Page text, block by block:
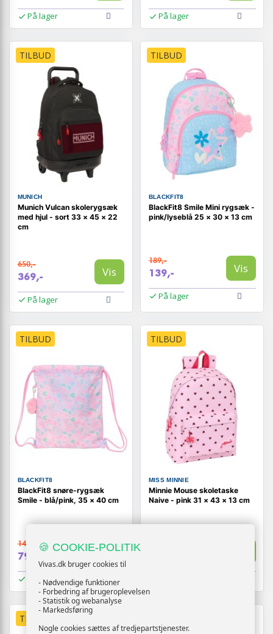
På lager På lager
TILBUD
MUNICH
Munich Vulcan skolerygsæk
med hjul - sort 33 × 45 × 22
cm
650,-
369,- Vis
På lager
TILBUD
BLACKFIT8
BlackFit8 Smile Mini rygsæk -
pink/lyseblå 25 × 30 × 13 cm
189,-
139,- Vis
På lager
TILBUD
BLACKFIT8
BlackFit8 snøre-rygsæk
Smile - blå/pink, 35 × 40 cm
144,-
79,- Vis
På lager
TILBUD
MISS MINNIE
Minnie Mouse skoletaske
Naive - pink 31 × 43 × 13 cm
TILBUD
🍪 COOKIE-POLITIK
Vivas.dk bruger cookies til
- Nødvendige funktioner
- Forbedring af brugeroplevelsen
- Statistik og webanalyse
- Markedsføring
Nogle cookies sættes af tredjepartstjenester.